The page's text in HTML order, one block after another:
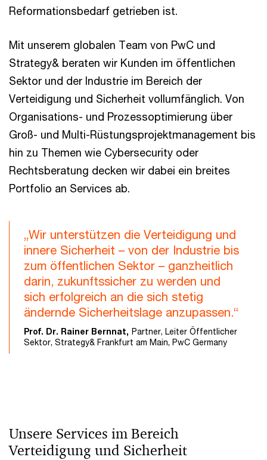
Reformationsbedarf getrieben ist.
Mit unserem globalen Team von PwC und
Strategy& beraten wir Kunden im öffentlichen
Sektor und der Industrie im Bereich der
Verteidigung und Sicherheit vollumfänglich. Von
Organisations- und Prozessoptimierung über
Groß- und Multi-Rüstungsprojektmanagement bis
hin zu Themen wie Cybersecurity oder
Rechtsberatung decken wir dabei ein breites
Portfolio an Services ab.
„Wir unterstützen die Verteidigung und
innere Sicherheit – von der Industrie bis
zum öffentlichen Sektor – ganzheitlich
darin, zukunftssicher zu werden und
sich erfolgreich an die sich stetig
ändernde Sicherheitslage anzupassen.“
Prof. Dr. Rainer Bernnat, Partner, Leiter Öffentlicher
Sektor, Strategy& Frankfurt am Main, PwC Germany
Unsere Services im Bereich
Verteidigung und Sicherheit